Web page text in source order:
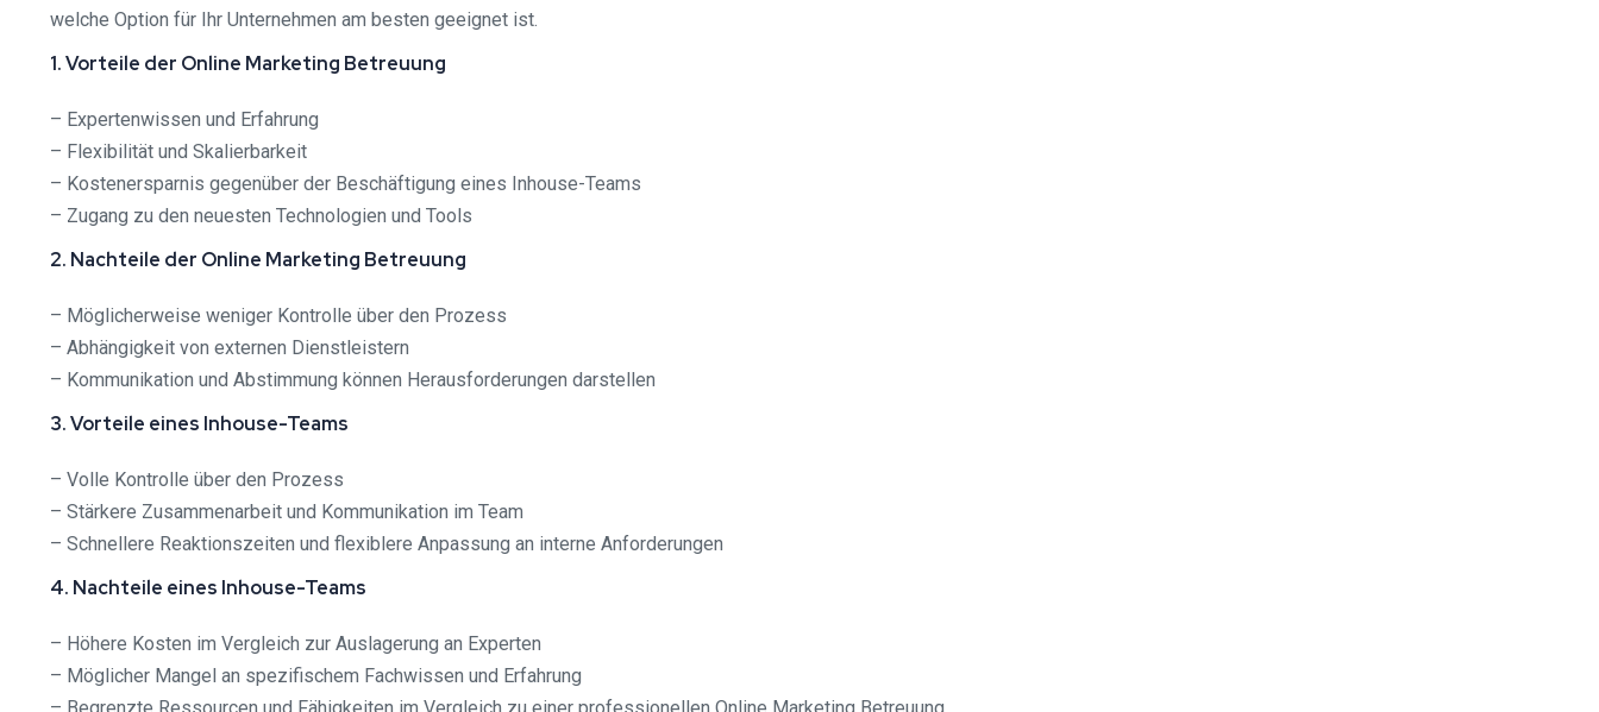
welche Option für Ihr Unternehmen am besten geeignet ist.
1. Vorteile der Online Marketing Betreuung
– Expertenwissen und Erfahrung
– Flexibilität und Skalierbarkeit
– Kostenersparnis gegenüber der Beschäftigung eines Inhouse-Teams
– Zugang zu den neuesten Technologien und Tools
2. Nachteile der Online Marketing Betreuung
– Möglicherweise weniger Kontrolle über den Prozess
– Abhängigkeit von externen Dienstleistern
– Kommunikation und Abstimmung können Herausforderungen darstellen
3. Vorteile eines Inhouse-Teams
– Volle Kontrolle über den Prozess
– Stärkere Zusammenarbeit und Kommunikation im Team
– Schnellere Reaktionszeiten und flexiblere Anpassung an interne Anforderungen
4. Nachteile eines Inhouse-Teams
– Höhere Kosten im Vergleich zur Auslagerung an Experten
– Möglicher Mangel an spezifischem Fachwissen und Erfahrung